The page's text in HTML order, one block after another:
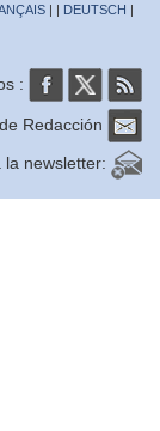
| | DEUTSCH |
:
Redacción
la newsletter: